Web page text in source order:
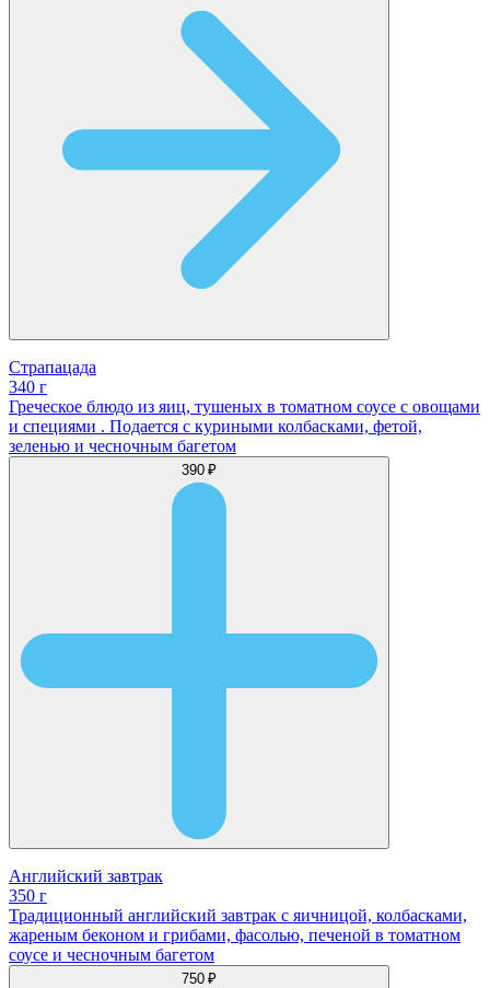
Страпацада
340 г
Греческое блюдо из яиц, тушеных в томатном соусе с овощами
и специями . Подается с куриными колбасками, фетой,
зеленью и чесночным багетом
390 ₽
Английский завтрак
350 г
Традиционный английский завтрак с яичницой, колбасками,
жареным беконом и грибами, фасолью, печеной в томатном
соусе и чесночным багетом
750 ₽